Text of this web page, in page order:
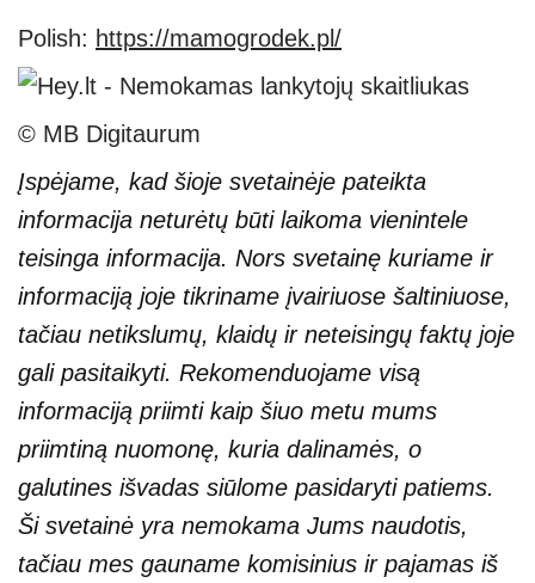
Polish: https://mamogrodek.pl/
© MB Digitaurum
Įspėjame, kad šioje svetainėje pateikta
informacija neturėtų būti laikoma vienintele
teisinga informacija. Nors svetainę kuriame ir
informaciją joje tikriname įvairiuose šaltiniuose,
tačiau netikslumų, klaidų ir neteisingų faktų joje
gali pasitaikyti. Rekomenduojame visą
informaciją priimti kaip šiuo metu mums
priimtiną nuomonę, kuria dalinamės, o
galutines išvadas siūlome pasidaryti patiems.
Ši svetainė yra nemokama Jums naudotis,
tačiau mes gauname komisinius ir pajamas iš